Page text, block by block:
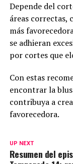
Depende del
áreas correctas,
más
se adhieran
por cortes que
Con estas
encontrar la
contribuya a
favorecedora.
UP NEXT
Resumen del